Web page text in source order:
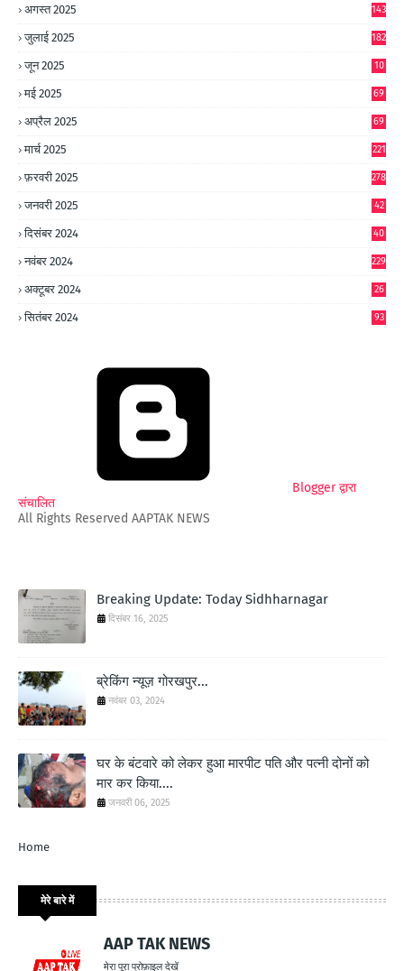
अगस्त 2025 143
जुलाई 2025 182
जून 2025
10
मई 2025 69
अप्रैल 2025 69
मार्च 2025 221
फ़रवरी 2025 278
जनवरी 2025
42
दिसंबर 2024
40
नवंबर 2024 229
अक्टूबर 2024
26
सितंबर 2024 93
Blogger द्वारा
संचालित
All Rights Reserved AAPTAK NEWS
Breaking Update: Today Sidhharnagar
दिसंबर 16, 2025
ब्रेकिंग न्यूज़ गोरखपुर...
नवंबर 03, 2024
घर के बंटवारे को लेकर हुआ मारपीट पति और पत्नी दोनों को
मार कर किया....
जनवरी 06, 2025
Home
मेरे बारे में
AAP TAK NEWS
मेरा पूरा प्रोफ़ाइल देखें